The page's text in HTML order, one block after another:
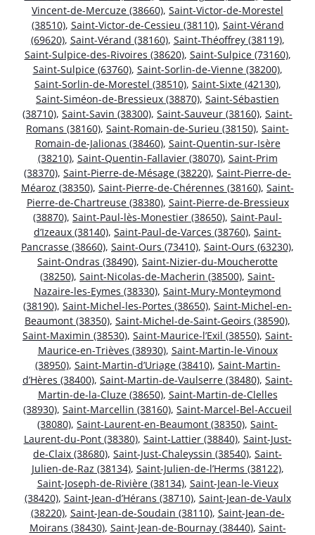
Vincent-de-Mercuze (38660), Saint-Victor-de-Morestel
(38510), Saint-Victor-de-Cessieu (38110), Saint-Vérand
(69620), Saint-Vérand (38160), Saint-Théoffrey (38119),
Saint-Sulpice-des-Rivoires (38620), Saint-Sulpice (73160),
Saint-Sulpice (63760), Saint-Sorlin-de-Vienne (38200),
Saint-Sorlin-de-Morestel (38510), Saint-Sixte (42130),
Saint-Siméon-de-Bressieux (38870), Saint-Sébastien
(38710), Saint-Savin (38300), Saint-Sauveur (38160), Saint-
Romans (38160), Saint-Romain-de-Surieu (38150), Saint-
Romain-de-Jalionas (38460), Saint-Quentin-sur-Isère
(38210), Saint-Quentin-Fallavier (38070), Saint-Prim
(38370), Saint-Pierre-de-Mésage (38220), Saint-Pierre-de-
Méaroz (38350), Saint-Pierre-de-Chérennes (38160), Saint-
Pierre-de-Chartreuse (38380), Saint-Pierre-de-Bressieux
(38870), Saint-Paul-lès-Monestier (38650), Saint-Paul-
d’Izeaux (38140), Saint-Paul-de-Varces (38760), Saint-
Pancrasse (38660), Saint-Ours (73410), Saint-Ours (63230),
Saint-Ondras (38490), Saint-Nizier-du-Moucherotte
(38250), Saint-Nicolas-de-Macherin (38500), Saint-
Nazaire-les-Eymes (38330), Saint-Mury-Monteymond
(38190), Saint-Michel-les-Portes (38650), Saint-Michel-en-
Beaumont (38350), Saint-Michel-de-Saint-Geoirs (38590),
Saint-Maximin (38530), Saint-Maurice-l’Exil (38550), Saint-
Maurice-en-Trièves (38930), Saint-Martin-le-Vinoux
(38950), Saint-Martin-d’Uriage (38410), Saint-Martin-
d’Hères (38400), Saint-Martin-de-Vaulserre (38480), Saint-
Martin-de-la-Cluze (38650), Saint-Martin-de-Clelles
(38930), Saint-Marcellin (38160), Saint-Marcel-Bel-Accueil
(38080), Saint-Laurent-en-Beaumont (38350), Saint-
Laurent-du-Pont (38380), Saint-Lattier (38840), Saint-Just-
de-Claix (38680), Saint-Just-Chaleyssin (38540), Saint-
Julien-de-Raz (38134), Saint-Julien-de-l’Herms (38122),
Saint-Joseph-de-Rivière (38134), Saint-Jean-le-Vieux
(38420), Saint-Jean-d’Hérans (38710), Saint-Jean-de-Vaulx
(38220), Saint-Jean-de-Soudain (38110), Saint-Jean-de-
Moirans (38430), Saint-Jean-de-Bournay (38440), Saint-